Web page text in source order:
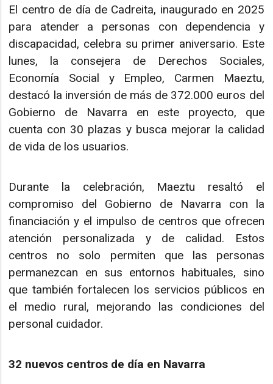
El centro de día de Cadreita, inaugurado en 2025
para atender a personas con dependencia y
discapacidad, celebra su primer aniversario. Este
lunes, la consejera de Derechos Sociales,
Economía Social y Empleo, Carmen Maeztu,
destacó la inversión de más de 372.000 euros del
Gobierno de Navarra en este proyecto, que
cuenta con 30 plazas y busca mejorar la calidad
de vida de los usuarios.
Durante la celebración, Maeztu resaltó el
compromiso del Gobierno de Navarra con la
financiación y el impulso de centros que ofrecen
atención personalizada y de calidad. Estos
centros no solo permiten que las personas
permanezcan en sus entornos habituales, sino
que también fortalecen los servicios públicos en
el medio rural, mejorando las condiciones del
personal cuidador.
32 nuevos centros de día en Navarra